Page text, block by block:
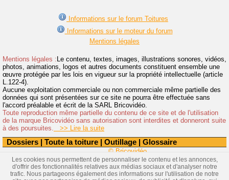
Dossiers | Toute la toiture | Outillage | Glossaire
Informations sur le forum Toitures
Informations sur le moteur du forum
Mentions légales
Mentions légales : Le contenu, textes, images, illustrations sonores, vidéos,
photos, animations, logos et autres documents constituent ensemble une
œuvre protégée par les lois en vigueur sur la propriété intellectuelle (article
L.122-4).
Aucune exploitation commerciale ou non commerciale même partielle des
données qui sont présentées sur ce site ne pourra être effectuée sans
l'accord préalable et écrit de la SARL Bricovidéo.
Toute reproduction même partielle du contenu de ce site et de l'utilisation
de la marque Bricovidéo sans autorisation sont interdites et donneront suite
à des poursuites. >> Lire la suite
© Bricovidéo
Les cookies nous permettent de personnaliser le contenu et les annonces,
d'offrir des fonctionnalités relatives aux médias sociaux et d'analyser notre
trafic. Nous partageons également des informations sur l'utilisation de notre